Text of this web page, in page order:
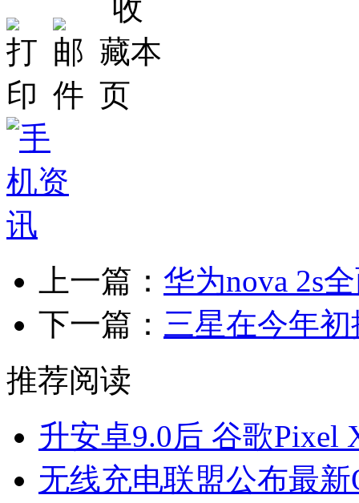
上一篇： 华为nova 2s
下一篇： 三星在今年
推荐阅读
升安卓9.0后 谷歌Pixel
无线充电联盟公布最